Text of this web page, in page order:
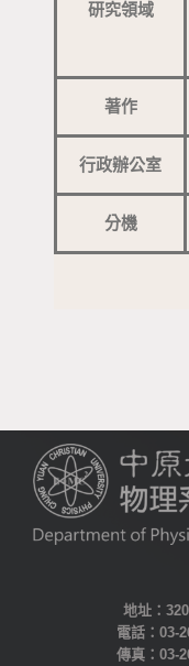
研究領域
著作
行政辦公室
分機
地址：
電話：03-
傳真：03-